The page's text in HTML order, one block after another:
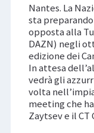
Nantes. La
sta
opposta alla
DAZN) negli
edizione dei
In attesa
vedrà gli
volta
meeting che
Zaytsev e il